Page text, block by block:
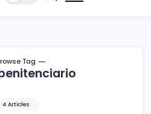
Tag
4 Articles